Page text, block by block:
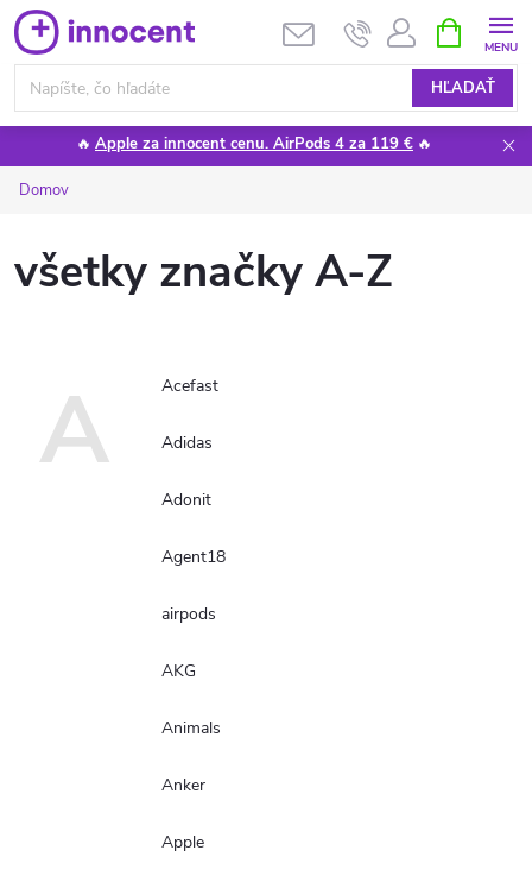
Prejsť
na
obsah
HĽADAŤ
KOŠÍK
🔥 Apple za innocent cenu. AirPods 4 za 119 € 🔥
Domov
všetky značky A-Z
A Acefast
Adidas
Adonit
Agent18
airpods
AKG
Animals
Anker
Apple